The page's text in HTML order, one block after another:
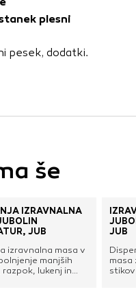
plesni
pesek, dodatki.
še
IZRAVNALNA
JUB
izravnalna masa v
manjših
lukenj in
JUB
masa
uporabijo za
prepoznavanje
našega ciljnega